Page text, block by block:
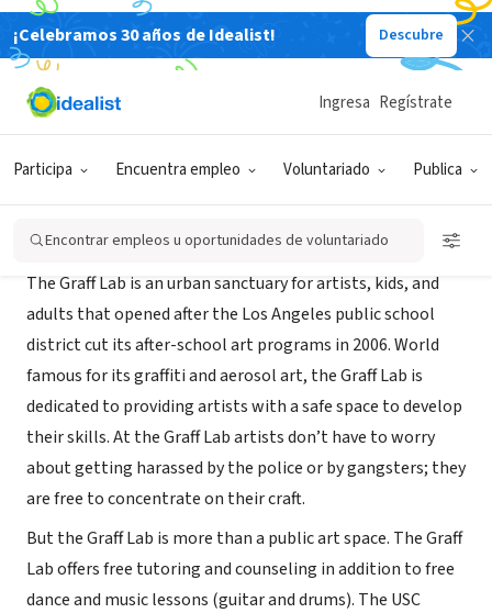
¡Celebramos 30 años de Idealist! Descubre
Participa Encuentra empleo Voluntariado Publica
Ingresa Regístrate
Encontrar empleos u oportunidades de voluntariado
ORGANIZACIÓN SIN FIN DE LUCRO
The Graff Lab
The Graff Lab is an urban sanctuary for artists, kids, and
adults that opened after the Los Angeles public school
district cut its after-school art programs in 2006. World
famous for its graffiti and aerosol art, the Graff Lab is
dedicated to providing artists with a safe space to develop
their skills. At the Graff Lab artists don’t have to worry
about getting harassed by the police or by gangsters; they
are free to concentrate on their craft.
But the Graff Lab is more than a public art space. The Graff
Lab offers free tutoring and counseling in addition to free
dance and music lessons (guitar and drums). The USC